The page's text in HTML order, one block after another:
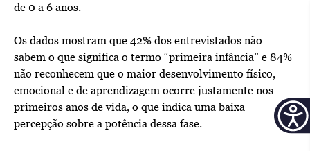
de 0 a 6 anos.
Os dados mostram que 42% dos entrevistados não
sabem o que significa o termo “primeira infância” e 84%
não reconhecem que o maior desenvolvimento físico,
emocional e de aprendizagem ocorre justamente nos
primeiros anos de vida, o que indica uma baixa
percepção sobre a potência dessa fase.